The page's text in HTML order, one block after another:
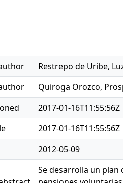
Restrepo de Uribe,
Quiroga Orozco,
2017-01-16T11:55:56Z
2017-01-16T11:55:56Z
2012-05-09
Se desarrolla un plan